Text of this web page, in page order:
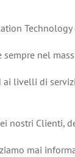
Technology
nel
livelli di
nostri Clienti,
mai